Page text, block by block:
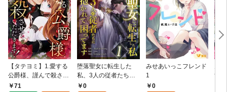
【タテヨミ】1.愛する
公爵様、謹んで殺させ
ていただきます！
71
堕落聖女に転生した
私、3人の従者たちに
抱かれて困ってます 第
0
みせあいっこフレンド
1
0
す